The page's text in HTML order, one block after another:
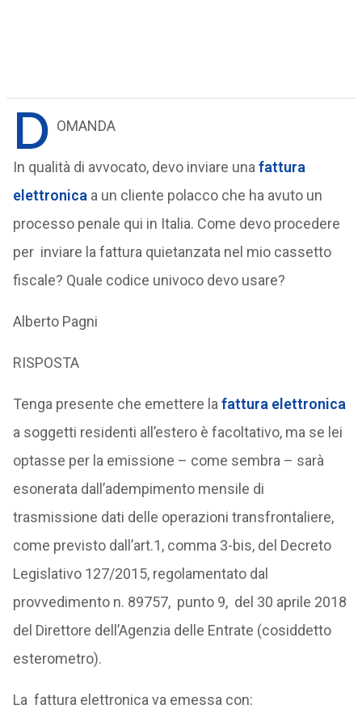
D OMANDA
In qualità di avvocato, devo inviare una fattura
elettronica a un cliente polacco che ha avuto un
processo penale qui in Italia. Come devo procedere
per inviare la fattura quietanzata nel mio cassetto
fiscale? Quale codice univoco devo usare?
Alberto Pagni
RISPOSTA
Tenga presente che emettere la fattura elettronica
a soggetti residenti all’estero è facoltativo, ma se lei
optasse per la emissione – come sembra – sarà
esonerata dall’adempimento mensile di
trasmissione dati delle operazioni transfrontaliere,
come previsto dall’art.1, comma 3-bis, del Decreto
Legislativo 127/2015, regolamentato dal
provvedimento n. 89757, punto 9, del 30 aprile 2018
del Direttore dell’Agenzia delle Entrate (cosiddetto
esterometro).
La fattura elettronica va emessa con: